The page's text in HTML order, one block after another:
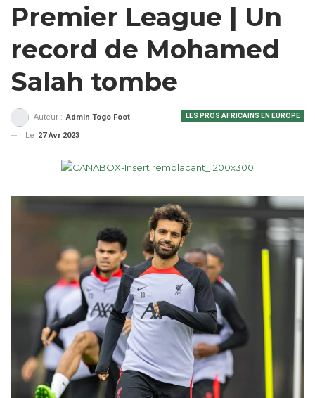
Premier League | Un
record de Mohamed
Salah tombe
LES PROS AFRICAINS EN EUROPE
Auteur : Admin Togo Foot
Le 27 Avr 2023